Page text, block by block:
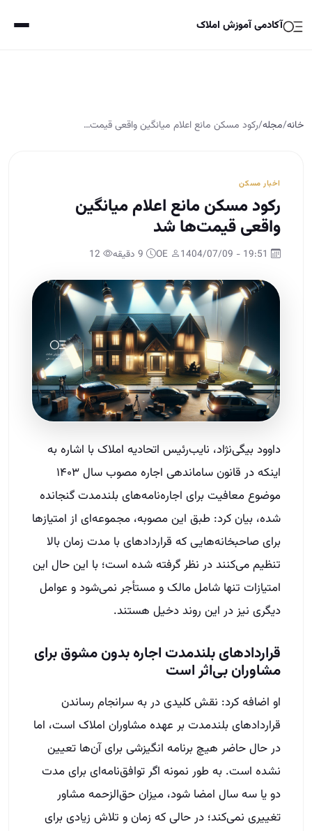
آکادمی آموزش املاک
خانه/مجله/رکود مسکن مانع اعلام میانگین واقعی قیمت…
اخبار مسکن
رکود مسکن مانع اعلام میانگین
واقعی قیمت‌ها شد
داوود بیگی‌نژاد، نایب‌رئیس اتحادیه املاک با اشاره به
اینکه در قانون ساماندهی اجاره مصوب سال ۱۴۰۳
موضوع معافیت برای اجاره‌نامه‌های بلندمدت گنجانده
شده، بیان کرد: طبق این مصوبه، مجموعه‌ای از امتیازها
برای صاحبخانه‌هایی که قراردادهای با مدت زمان بالا
تنظیم می‌کنند در نظر گرفته‌ شده است؛ با این حال این
امتیازات تنها شامل مالک و مستأجر نمی‌شود و عوامل
دیگری نیز در این روند دخیل هستند.
قراردادهای بلندمدت اجاره بدون مشوق برای
مشاوران بی‌اثر است
او اضافه کرد: نقش کلیدی در به سرانجام رساندن
قراردادهای بلندمدت بر عهده مشاوران املاک است، اما
در حال حاضر هیچ برنامه انگیزشی برای آن‌ها تعیین
نشده است. به طور نمونه اگر توافق‌نامه‌ای برای مدت
دو یا سه سال امضا شود، میزان حق‌الزحمه مشاور
تغییری نمی‌کند؛ در حالی‌ که زمان و تلاش زیادی برای